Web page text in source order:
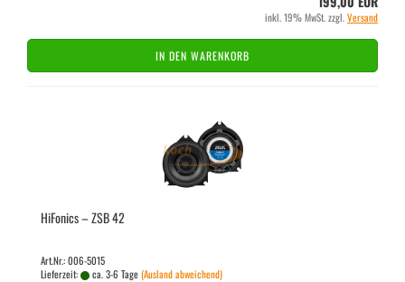
inkl. 19% MwSt. zzgl.Versand
IN DEN WARENKORB
Hi­Fo­nics – ZSB 42
Art.Nr.: 006-5015
Lieferzeit:
ca. 3-6 Tage(Ausland abweichend)